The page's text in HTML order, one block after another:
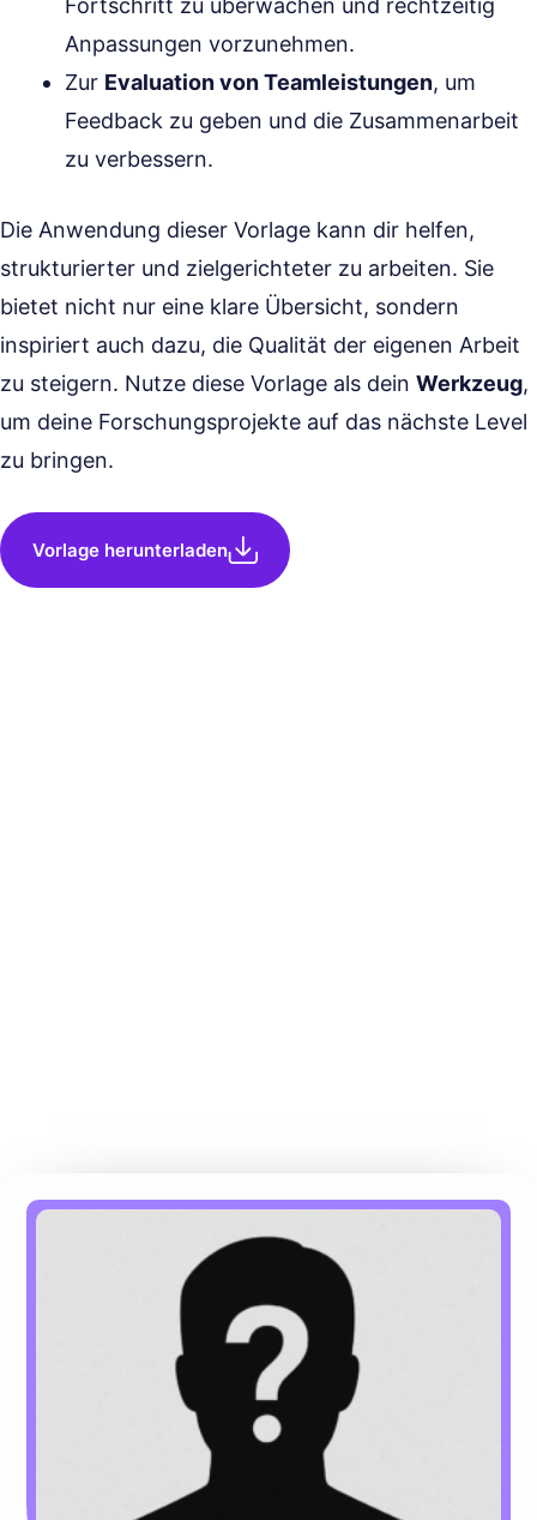
Fortschritt zu überwachen und rechtzeitig
Anpassungen vorzunehmen.
Zur Evaluation von Teamleistungen, um
Feedback zu geben und die Zusammenarbeit
zu verbessern.
Die Anwendung dieser Vorlage kann dir helfen,
strukturierter und zielgerichteter zu arbeiten. Sie
bietet nicht nur eine klare Übersicht, sondern
inspiriert auch dazu, die Qualität der eigenen Arbeit
zu steigern. Nutze diese Vorlage als dein Werkzeug,
um deine Forschungsprojekte auf das nächste Level
zu bringen.
Vorlage herunterladen